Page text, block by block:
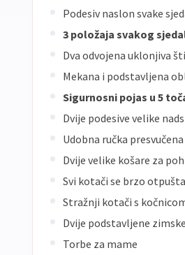
Podesiv naslon svake
3 položaja svakog
Dva odvojena uklonjiva
Mekana i podstavljena
Sigurnosni pojas u 5
Dvije podesive velike
Udobna ručka presvučena
Dvije velike košare za
Svi kotači se brzo
Stražnji kotači s
Dvije podstavljene
Torbe za mame